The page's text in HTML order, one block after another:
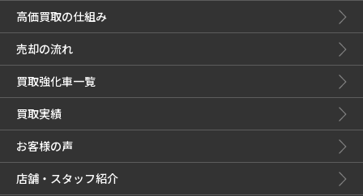
高価買取の仕組み
売却の流れ
買取強化車一覧
買取実績
お客様の声
店舗・スタッフ紹介